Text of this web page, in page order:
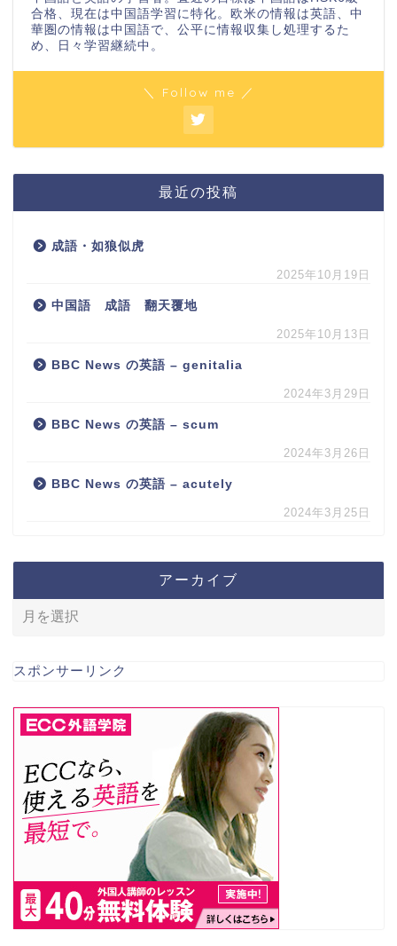
合格、現在は中国語学習に特化。欧米の情報は英語、中
華圏の情報は中国語で、公平に情報収集し処理するた
め、日々学習継続中。
＼ Follow me ／
最近の投稿
成語・如狼似虎
2025年10月19日
中国語 成語 翻天覆地
2025年10月13日
BBC News の英語 – genitalia
2024年3月29日
BBC News の英語 – scum
2024年3月26日
BBC News の英語 – acutely
2024年3月25日
アーカイブ
スポンサーリンク